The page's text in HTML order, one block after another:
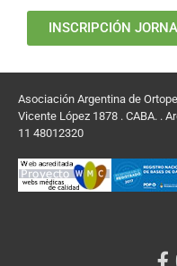
INSCRIPCIÓN
Asociación Argentina de
Vicente López 1878 . CABA. .
11 48012320